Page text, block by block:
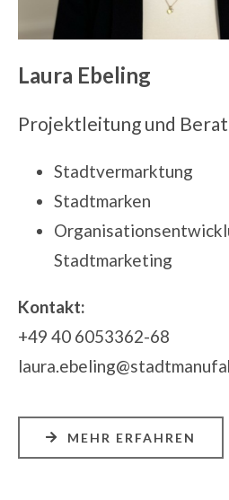
Laura Ebeling
Projektleitung und
Stadtvermarktung
Stadtmarken
Stadtmarketing
Kontakt:
+49 40 6053362-68
MEHR ERFAHREN